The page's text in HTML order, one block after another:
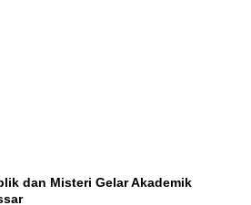
dan Misteri Gelar Akademik